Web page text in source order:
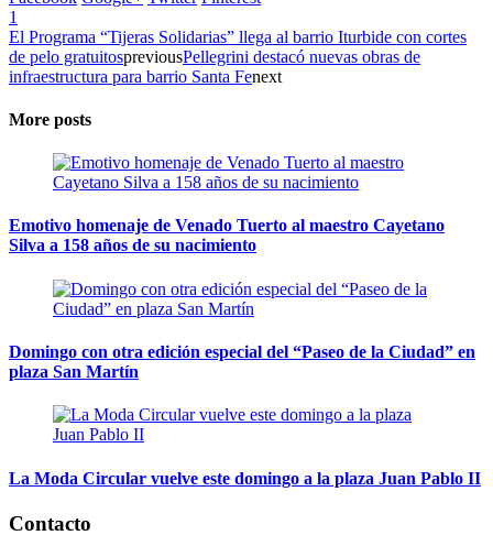
1
El Programa “Tijeras Solidarias” llega al barrio Iturbide con cortes
de pelo gratuitospreviousPellegrini destacó nuevas obras de
infraestructura para barrio Santa Fenext
More posts
Emotivo homenaje de Venado Tuerto al maestro Cayetano
Silva a 158 años de su nacimiento
Domingo con otra edición especial del “Paseo de la Ciudad” en
plaza San Martín
La Moda Circular vuelve este domingo a la plaza Juan Pablo II
Contacto